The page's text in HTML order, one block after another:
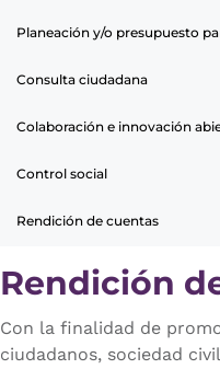
Planeación y/o presupuesto
Consulta ciudadana
Colaboración e innovación
Control social
Rendición de cuentas
Rendición
Con la finalidad de
ciudadanos, sociedad